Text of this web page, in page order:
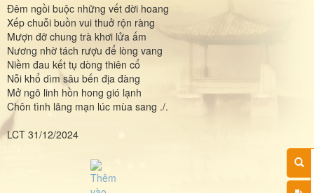
Đêm ngồi buộc những vết đời hoang
Xếp chuỗi buồn vui thuở rộn ràng
Mượn đỡ chung trà khơi lửa ấm
Nương nhờ tách rượu để lòng vang
Niềm đau kết tụ dòng thiên cổ
Nỗi khổ dìm sâu bến địa đàng
Mở ngõ linh hồn hong gió lạnh
Chôn tình lãng mạn lúc mùa sang ./.
LCT 31/12/2024